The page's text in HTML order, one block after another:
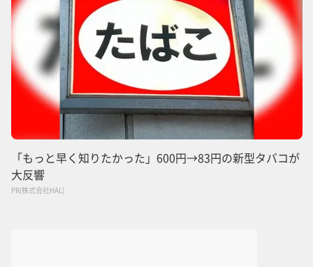
「もっと早く知りたかった」600円→83円の新型タバコが
大反響
PR(株式会社HAL)